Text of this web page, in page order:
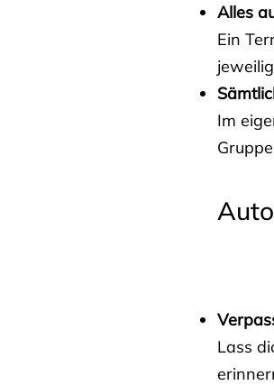
Alles
Ein
Im
Lass